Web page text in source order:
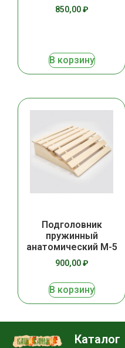
850,00₽
В корзину
Подголовник
пружинный
анатомический М-5
900,00₽
В корзину
Каталог